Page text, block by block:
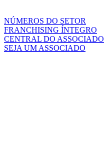
NÚMEROS DO SETOR
FRANCHISING ÍNTEGRO
CENTRAL DO ASSOCIADO
SEJA UM ASSOCIADO